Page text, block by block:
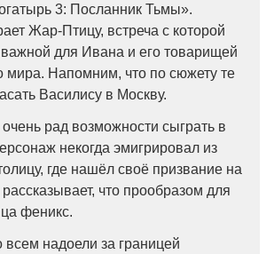
3: Посланник Тьмы».
Жар-Птицу, встреча с которой
важной для Ивана и его товарищей
мира. Напомним, что по сюжету те
Василису в Москву.
рад возможности сыграть в
некогда эмигрировал из
где нашёл своё призвание на
что прообразом для
феникс.
всем надоели за границей